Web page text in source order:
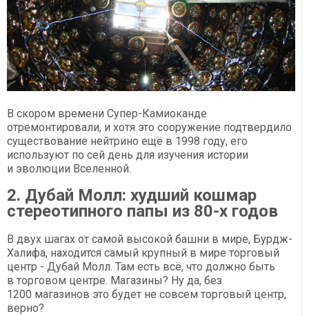
В скором времени Супер-Камиоканде
отремонтировали, и хотя это сооружение подтвердило
существование нейтрино ещё в 1998 году, его
используют по сей день для изучения истории
и эволюции Вселенной.
2. Дубай Молл: худший кошмар
стереотипного папы из 80-х годов
В двух шагах от самой высокой башни в мире, Бурдж-
Халифа, находится самый крупный в мире торговый
центр - Дубай Молл. Там есть всё, что должно быть
в торговом центре. Магазины? Ну да, без
1200 магазинов это будет не совсем торговый центр,
верно?